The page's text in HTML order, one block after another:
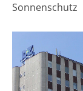
Sonnenschutz